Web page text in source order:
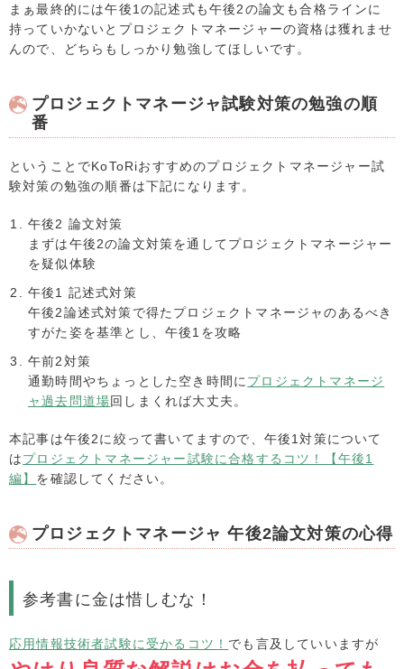
まぁ最終的には午後1の記述式も午後2の論文も合格ラインに
持っていかないとプロジェクトマネージャーの資格は獲れませ
んので、どちらもしっかり勉強してほしいです。
プロジェクトマネージャ試験対策の勉強の順
番
ということでKoToRiおすすめのプロジェクトマネージャー試
験対策の勉強の順番は下記になります。
午後2 論文対策
まずは午後2の論文対策を通してプロジェクトマネージャー
を疑似体験
午後1 記述式対策
午後2論述式対策で得たプロジェクトマネージャのあるべき
すがた姿を基準とし、午後1を攻略
午前2対策
通勤時間やちょっとした空き時間に プロジェクトマネージ
ャ過去問道場回しまくれば大丈夫。
本記事は午後2に絞って書いてますので、午後1対策について
はプロジェクトマネージャー試験に合格するコツ！【午後1
編】 を確認してください。
プロジェクトマネージャ 午後2論文対策の心得
参考書に金は惜しむな！
応用情報技術者試験に受かるコツ！ でも言及していいますが